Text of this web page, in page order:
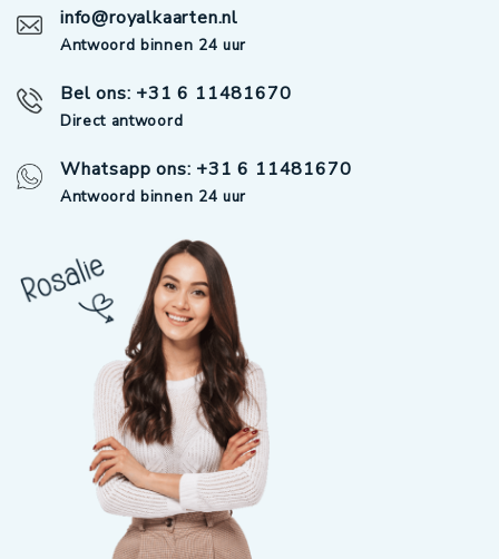
info@royalkaarten.nl
Antwoord binnen 24 uur
Bel ons: +31 6 11481670
Direct antwoord
Whatsapp ons: +31 6 11481670
Antwoord binnen 24 uur